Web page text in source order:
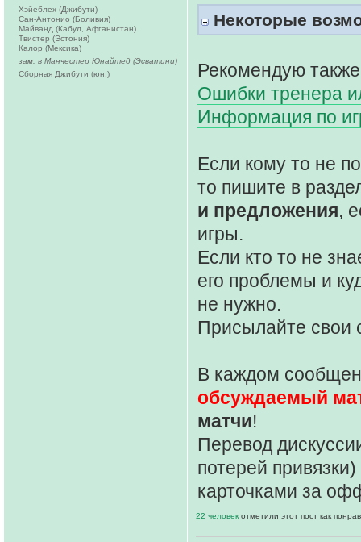
Некоторые
Рекомендую
Ошибки тренера
Информация по
Если кому то не
то пишите в
и предложения,
игры.
Если кто то не
его проблемы и
не нужно.
Присылайте свои
В каждом
обсуждаемый
матчи!
Перевод
потерей
карточками за
22 человек отметили этот пост как
Хэйеблех (Джибути)
Сан-Антонио (Боливия)
Майванд (Кабул, Афганистан)
Твистер (Эстония)
Калор (Мексика)
зам. в Манчестер Юнайтед (Эсватини)
Сборная Джибути (юн.)